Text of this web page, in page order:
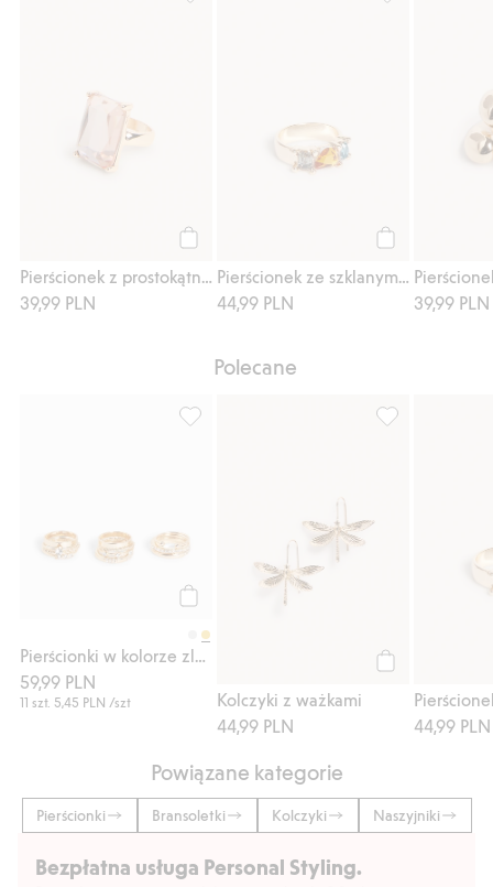
39,99 PLN
44,99 PLN
39,99 PLN
Polecane
Pierścionki w kolorze zlota
59,99 PLN
11 szt. 5,45 PLN /szt
Kolczyki z ważkami
44,99 PLN
44,99 PLN
Powiązane kategorie
Pierścionki Bransoletki Kolczyki Naszyjniki
Bezpłatna usługa Personal Styling.